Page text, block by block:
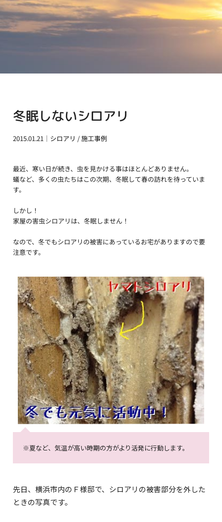
冬眠しないシロアリ
2015.01.21｜ シロアリ /施工事例
最近、寒い日が続き、虫を見かける事はほとんどありません。
蟻など、多くの虫たちはこの次期、冬眠して春の訪れを待っていま
す。
しかし！
家屋の害虫シロアリは、冬眠しません！
なので、冬でもシロアリの被害にあっているお宅がありますので要
注意です。
※夏など、気温が高い時期の方がより活発に行動します。
先日、横浜市内のＦ様邸で、シロアリの被害部分を外した
ときの写真です。